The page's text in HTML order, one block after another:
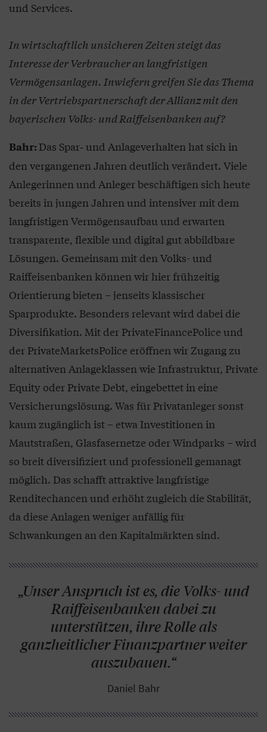
und Services.
In wirtschaftlich unsicheren Zeiten steigt das
Interesse der Verbraucher an langfristigen
Vermögensanlagen. Inwiefern greifen Sie das Thema
in der Vertriebspartnerschaft der Allianz mit den
bayerischen Volks- und Raiffeisenbanken auf?
Bahr:Das Spar‑ und Anlageverhalten hat sich in
den vergangenen Jahren deutlich verändert. Viele
Anlegerinnen und Anleger beschäftigen sich heute
bereits in jungen Jahren und intensiver mit dem
langfristigen Vermögensaufbau und erwarten
transparente, flexible und digital gut abbildbare
Lösungen. Gemeinsam mit den Volks- und
Raiffeisenbanken können wir hier frühzeitig
Orientierung bieten – jenseits klassischer
Sparprodukte. Besonders relevant wird dabei die
Diversifikation. Mit der PrivateFinancePolice und
der PrivateMarketsPolice eröffnen wir Zugang zu
alternativen Anlageklassen wie Infrastruktur, Private
Equity oder Private Debt, eingebettet in eine
Versicherungslösung. Was für Privatanleger sonst
kaum zugänglich ist – etwa Investitionen in
Mautstraßen, Glasfasernetze oder Windparks – wird
so breit diversifiziert und professionell gemanagt
möglich. Das schafft attraktive langfristige
Renditechancen und erhöht zugleich die Stabilität,
da diese Anlagen weniger anfällig für
Schwankungen an den Kapitalmärkten sind.
„Unser Anspruch ist es, die Volks- und
Raiffeisenbanken dabei zu
unterstützen, ihre Rolle als
ganzheitlicher Finanzpartner weiter
auszubauen.“
Daniel Bahr